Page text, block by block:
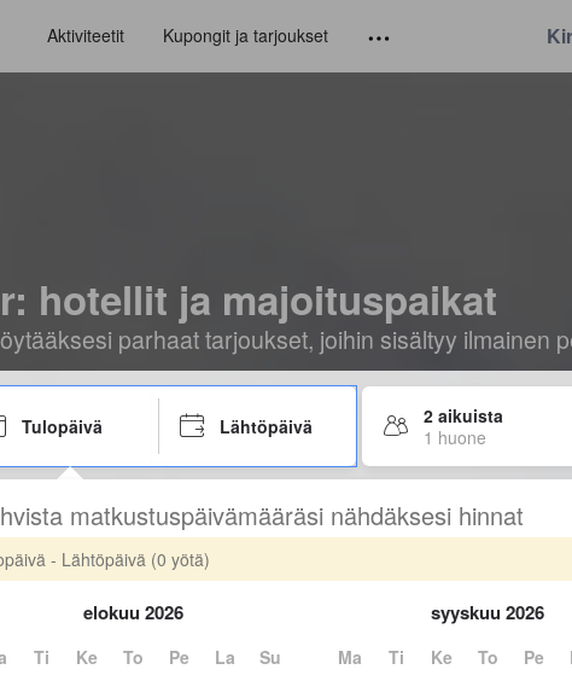
Aktiviteetit Kupongit ja tarjoukset
hotellit ja majoituspaikat
parhaat tarjoukset, joihin sisältyy ilmainen
Tulopäivä Lähtöpäivä
2 aikuista
1 huone
matkustuspäivämääräsi nähdäksesi hinnat
- Lähtöpäivä (0 yötä)
elokuu 2026
Ti Ke To Pe La
Su
syyskuu 2026
Ma Ti Ke To Pe